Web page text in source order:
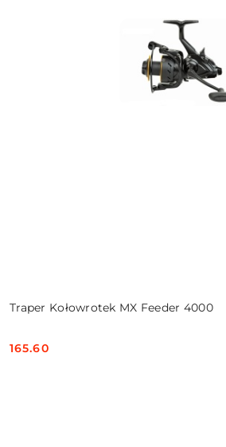
Traper Kołowrotek MX Feeder 4000
Cena:
165.60